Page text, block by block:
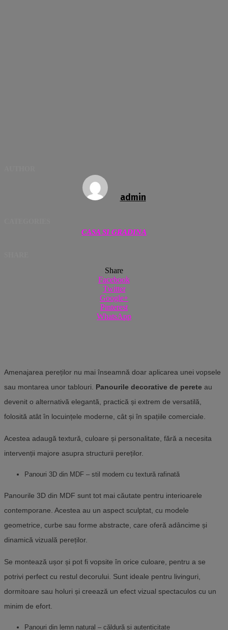
admin
CASA SI GRADINA
Share
Facebook
Twitter
Google+
Pinterest
WhatsApp
Amenajarea pereților nu mai înseamnă doar aplicarea unei vopsele
sau montarea unor tablouri. Panourile decorative de perete au
devenit o alternativă elegantă, practică și extrem de versatilă,
folosită atât în locuințele moderne, cât și în spațiile comerciale.
Acestea adaugă textură, culoare și personalitate, fără a necesita
intervenții majore asupra structurii pereților.
Panouri 3D din MDF – stil modern cu textură rafinată
Panourile 3D din MDF sunt tot mai căutate pentru interioarele
contemporane. Acestea au un aspect sculptat, cu modele
geometrice, curbe sau forme abstracte, care oferă adâncime și
dinamică vizuală pereților.
Se montează ușor și pot fi vopsite în orice culoare, pentru a se
potrivi perfect cu restul decorului. Sunt ideale pentru livinguri,
dormitoare sau holuri și creează un efect vizual spectaculos cu un
minim de efort.
Panouri din lemn natural – căldură și autenticitate